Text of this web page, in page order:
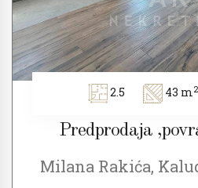
2.5 43 m2
Predprodaja
Milana Rakića,